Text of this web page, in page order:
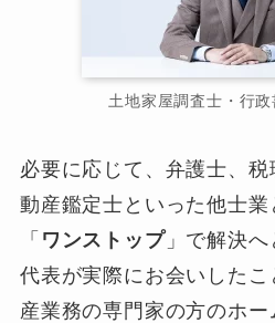
土地家屋調査士・行
必要に応じて、弁護士、
動産鑑定士といった他士業
「 ワンストップ」で解決へ
代表が実際にお会いした
産業務の専門家の方のホ